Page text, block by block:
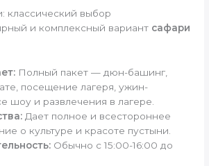
классический выбор
и комплексный вариант сафари
Полный пакет — дюн-башинг,
посещение лагеря, ужин-
шоу и развлечения в лагере.
Дает полное и всестороннее
о культуре и красоте пустыни.
Обычно с 15:00-16:00 до